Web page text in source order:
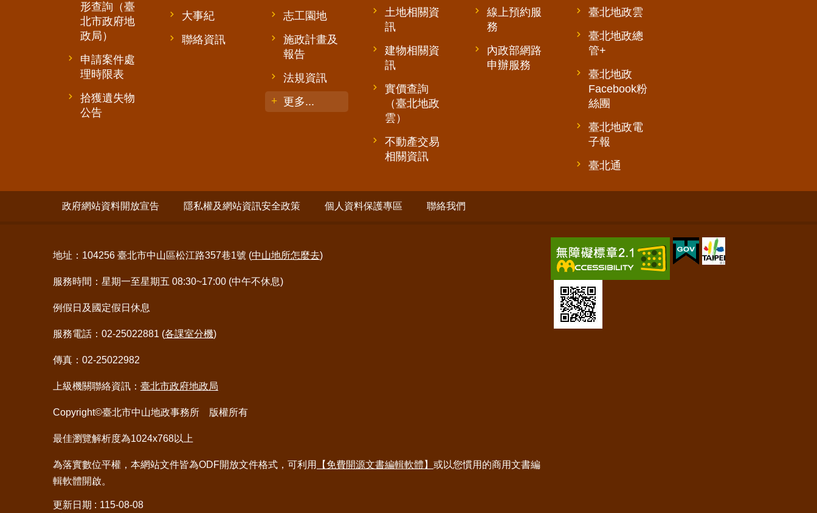
形查詢（臺
北市政府地
政局）
申請案件處
理時限表
拾獲遺失物
公告
大事紀
聯絡資訊
志工園地
施政計畫及
報告
法規資訊
更多...
土地相關資
訊
建物相關資
訊
實價查詢
（臺北地政
雲）
不動產交易
相關資訊
線上預約服
務
內政部網路
申辦服務
臺北地政雲
臺北地政總
管+
臺北地政
Facebook粉
絲團
臺北地政電
子報
臺北通
政府網站資料開放宣告 隱私權及網站資訊安全政策 個人資料保護專區 聯絡我們
地址：104256 臺北市中山區松江路357巷1號 (中山地所怎麼去)
服務時間：星期一至星期五 08:30~17:00 (中午不休息)
例假日及國定假日休息
服務電話：02-25022881 (各課室分機)
傳真：02-25022982
上級機關聯絡資訊： 臺北市政府地政局
Copyright©臺北市中山地政事務所 版權所有
最佳瀏覽解析度為1024x768以上
為落實數位平權，本網站文件皆為ODF開放文件格式，可利用 【免費開源文書編輯軟體】 或以您慣用的商用文書編
輯軟體開啟。
更新日期
115-08-08